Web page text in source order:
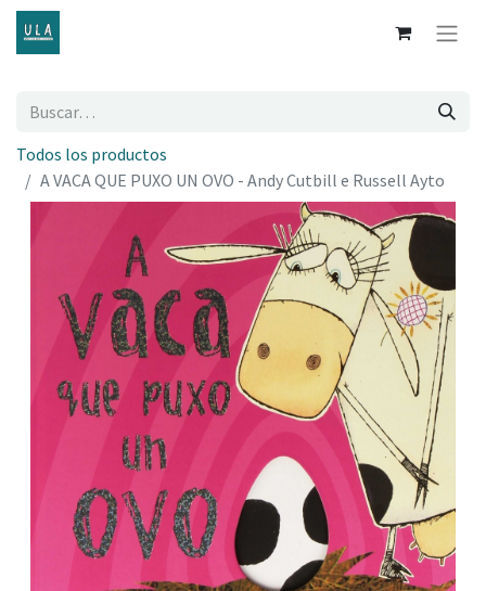
Todos los productos
A VACA QUE PUXO UN OVO - Andy Cutbill e Russell Ayto